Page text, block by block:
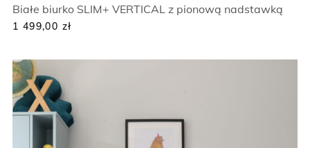
Białe biurko SLIM+ VERTICAL z pionową nadstawką
1 499,00 zł